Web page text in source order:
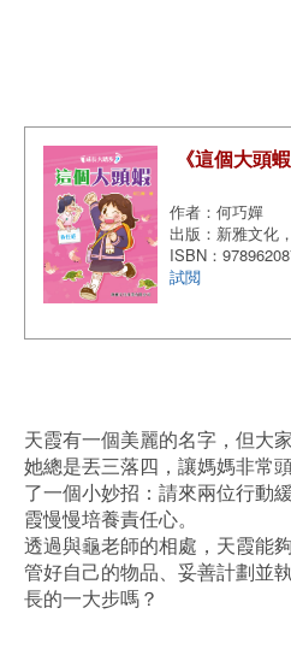
《這個大頭
作者：何巧嬋
出版：新雅文化
ISBN：
試閲
天霞有一個美麗的名字，但大
她總是丟三落四，讓媽媽非常
了一個小妙招：請來兩位行動
霞慢慢培養責任心。
透過與龜老師的相處，天霞能
管好自己的物品、妥善計劃並
長的一大步嗎？